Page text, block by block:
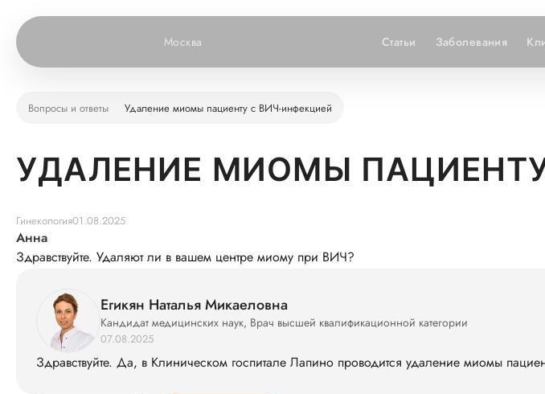
Москва Статьи Заболевания
Вопросы и ответы Удаление миомы пациенту с ВИЧ-инфекцией
УДАЛЕНИЕ МИОМЫ
Гинекология01.08.2025
Анна
Здравствуйте. Удаляют ли в вашем центре миому при ВИЧ?
Егикян Наталья Микаеловна
Кандидат медицинских наук, Врач высшей квалификационной категории
07.08.2025
Здравствуйте. Да, в Клиническом госпитале Лапино проводится удаление миомы